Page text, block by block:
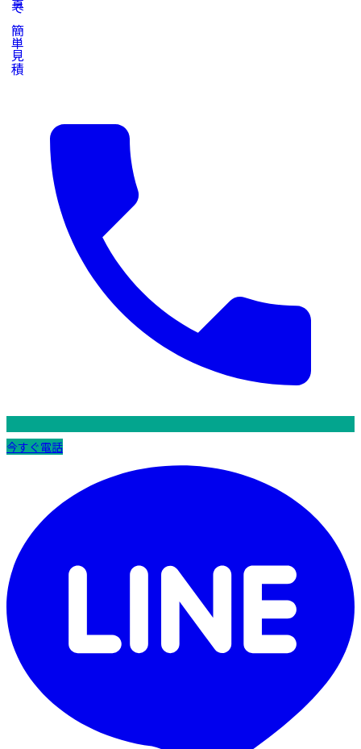
写真で簡単見積
今すぐ電話